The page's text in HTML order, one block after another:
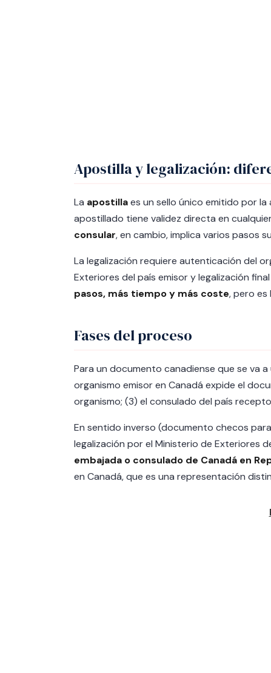
Apostilla y legalización:
La apostillaes un sello único emitido por
apostillado tiene validez directa en
consular, en cambio, implica varios pasos
La legalización requiere autenticación del
Exteriores del país emisor y legalización
pasos, más tiempo y más coste, pero es
Fases del proceso
Para un documento canadiense que se va
organismo emisor en Canadá expide el
organismo; (3) el consulado del país
En sentido inverso (documento checos
legalización por el Ministerio de Exteriores
embajada o consulado de Canadá en
en Canadá, que es una representación